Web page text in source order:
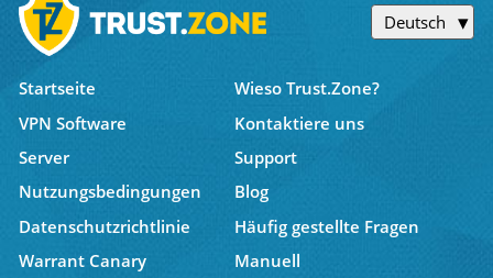
Deutsch
Startseite
Wieso Trust.Zone?
VPN Software
Kontaktiere uns
Server
Support
Nutzungsbedingungen
Blog
Datenschutzrichtlinie
Häufig gestellte Fragen
Warrant Canary
Manuell